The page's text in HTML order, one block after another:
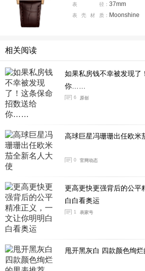
心。立体深邃的Moonshine 18K金时
指针相得益彰，为腕表增添了独特的
腕表的表壳与表扣均采用Moonshine
光处理，展现出细腻的光泽与高级质
革，饰有同色系皮革衬里，不仅佩戴
色相呼应，整体设计和谐统一。
表 径： 37mm
表 壳 材 质： Moonshine
相关阅读
如果私房钱不幸被发现了
你……
6 原创
高球巨星冯珊珊出任欧米
0 官网动态
更高更快更强背后的公平
白白看奥运
1 表家号
甩开黑灰白 四款颜色绚